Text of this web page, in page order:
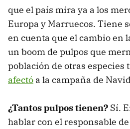
que el país mira ya a los
Europa y Marruecos. Tiene
en cuenta que el cambio en
un boom de pulpos que
población de otras especies
afectó a la campaña de
¿Tantos pulpos tienen? Sí.
hablar con el responsable